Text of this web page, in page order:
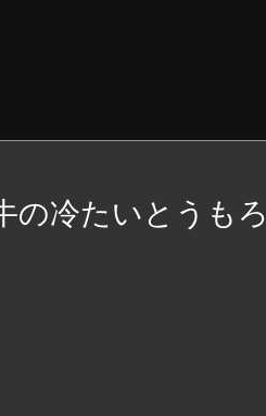
の冷たいとうもろ